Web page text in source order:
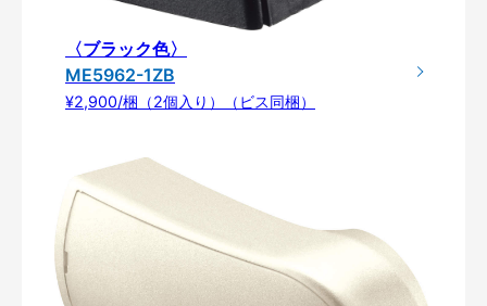
〈ブラック色〉
ME5962-1ZB
¥2,900/梱（2個入り）（ビス同梱）